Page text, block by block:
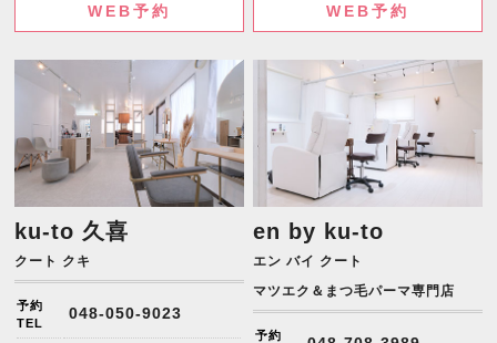
WEB予約 WEB予約
ku-to 久喜
クート クキ
予約
TEL
048-050-9023
en by ku-to
エン バイ クート
マツエク＆まつ毛パーマ専門店
予約